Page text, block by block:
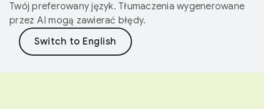
Twój preferowany język. Tłumaczenia wygenerowane
przez AI mogą zawierać błędy.